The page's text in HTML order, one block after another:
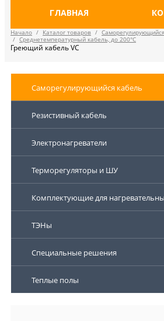
ГЛАВНАЯ
Начало / Каталог товаров /
/ Среднетемпературный кабель, до 200°С
Греющий кабель VC
Саморегулирующийся кабель
Резистивный кабель
Электронагреватели
Терморегуляторы и ШУ
Комплектующие для
ТЭНы
Специальные решения
Теплые полы